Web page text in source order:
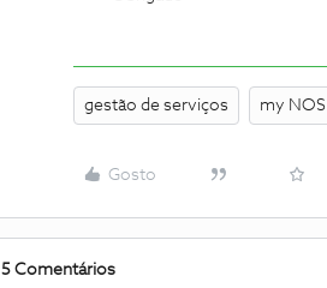
gestão de serviços my NOS
Gosto
5 Comentários